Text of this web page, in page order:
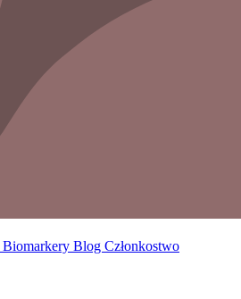
Biomarkery Blog Członkostwo